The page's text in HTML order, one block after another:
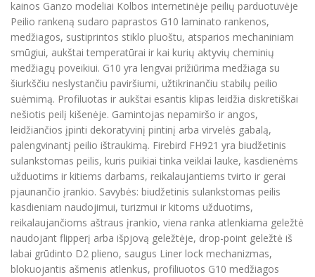
kainos Ganzo modeliai Kolbos internetinėje peilių parduotuvėje
Peilio rankeną sudaro paprastos G10 laminato rankenos,
medžiagos, sustiprintos stiklo pluoštu, atsparios mechaniniam
smūgiui, aukštai temperatūrai ir kai kurių aktyvių cheminių
medžiagų poveikiui. G10 yra lengvai prižiūrima medžiaga su
šiurkščiu neslystančiu paviršiumi, užtikrinančiu stabilų peilio
suėmimą. Profiluotas ir aukštai esantis klipas leidžia diskretiškai
nešiotis peilį kišenėje. Gamintojas nepamiršo ir angos,
leidžiančios įpinti dekoratyvinį pintinį arba virvelės gabalą,
palengvinantį peilio ištraukimą. Firebird FH921 yra biudžetinis
sulankstomas peilis, kuris puikiai tinka veiklai lauke, kasdienėms
užduotims ir kitiems darbams, reikalaujantiems tvirto ir gerai
pjaunančio įrankio. Savybės: biudžetinis sulankstomas peilis
kasdieniam naudojimui, turizmui ir kitoms užduotims,
reikalaujančioms aštraus įrankio, viena ranka atlenkiama geležtė
naudojant flipperį arba išpjovą geležtėje, drop-point geležtė iš
labai grūdinto D2 plieno, saugus Liner lock mechanizmas,
blokuojantis ašmenis atlenkus, profiliuotos G10 medžiagos